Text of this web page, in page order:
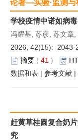
论著—实验·监测与
学校疫情中诺如病
冯耀基, 苏彦, 苏文章,
2026, 42(15): 2043-
摘要 ( 41 )
数据和表 | 参考文献 |
赶黄草桂圆复合奶
究